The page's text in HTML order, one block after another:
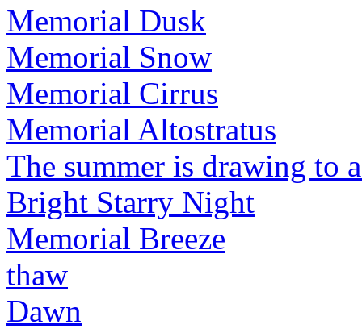
Memorial Dusk
Memorial Snow
Memorial Cirrus
Memorial Altostratus
The summer is drawing to
Bright Starry Night
Memorial Breeze
thaw
Dawn